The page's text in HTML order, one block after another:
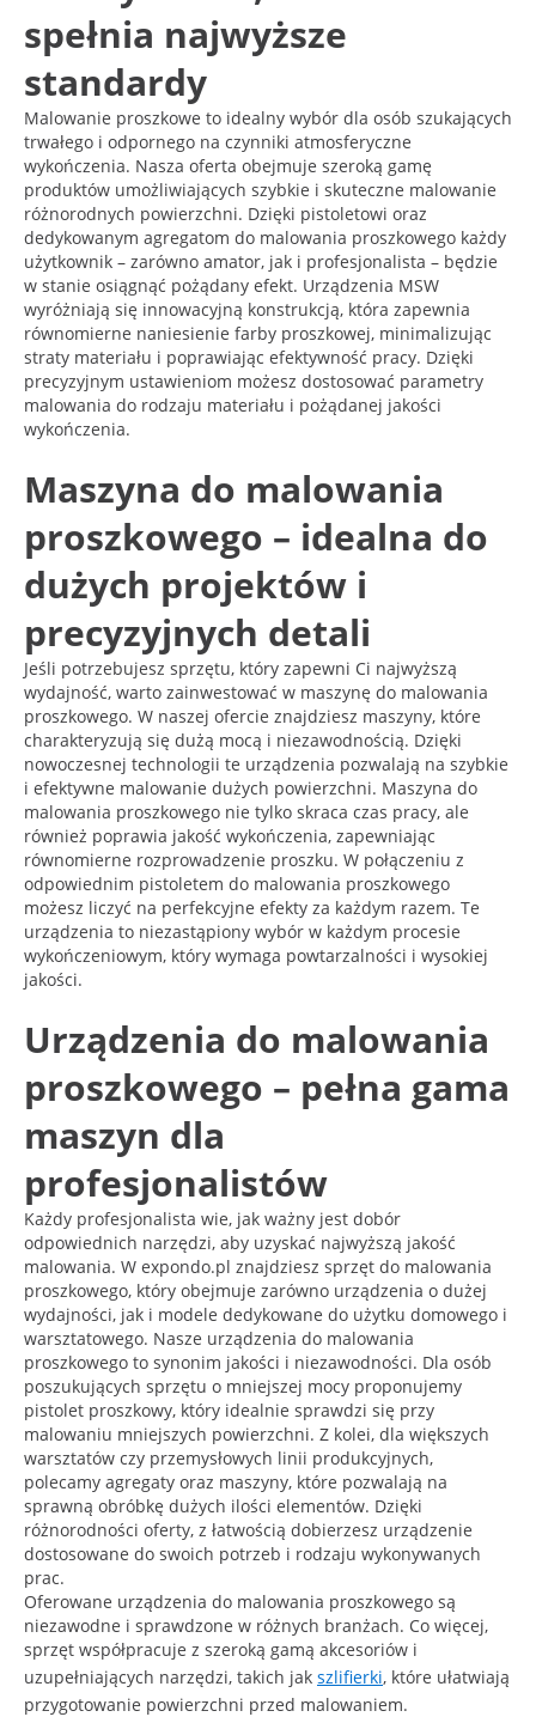
spełnia najwyższe
standardy
Malowanie proszkowe to idealny wybór dla osób szukających
trwałego i odpornego na czynniki atmosferyczne
wykończenia. Nasza oferta obejmuje szeroką gamę
produktów umożliwiających szybkie i skuteczne malowanie
różnorodnych powierzchni. Dzięki pistoletowi oraz
dedykowanym agregatom do malowania proszkowego każdy
użytkownik – zarówno amator, jak i profesjonalista – będzie
w stanie osiągnąć pożądany efekt. Urządzenia MSW
wyróżniają się innowacyjną konstrukcją, która zapewnia
równomierne naniesienie farby proszkowej, minimalizując
straty materiału i poprawiając efektywność pracy. Dzięki
precyzyjnym ustawieniom możesz dostosować parametry
malowania do rodzaju materiału i pożądanej jakości
wykończenia.
Maszyna do malowania
proszkowego – idealna do
dużych projektów i
precyzyjnych detali
Jeśli potrzebujesz sprzętu, który zapewni Ci najwyższą
wydajność, warto zainwestować w maszynę do malowania
proszkowego. W naszej ofercie znajdziesz maszyny, które
charakteryzują się dużą mocą i niezawodnością. Dzięki
nowoczesnej technologii te urządzenia pozwalają na szybkie
i efektywne malowanie dużych powierzchni. Maszyna do
malowania proszkowego nie tylko skraca czas pracy, ale
również poprawia jakość wykończenia, zapewniając
równomierne rozprowadzenie proszku. W połączeniu z
odpowiednim pistoletem do malowania proszkowego
możesz liczyć na perfekcyjne efekty za każdym razem. Te
urządzenia to niezastąpiony wybór w każdym procesie
wykończeniowym, który wymaga powtarzalności i wysokiej
jakości.
Urządzenia do malowania
proszkowego – pełna gama
maszyn dla
profesjonalistów
Każdy profesjonalista wie, jak ważny jest dobór
odpowiednich narzędzi, aby uzyskać najwyższą jakość
malowania. W expondo.pl znajdziesz sprzęt do malowania
proszkowego, który obejmuje zarówno urządzenia o dużej
wydajności, jak i modele dedykowane do użytku domowego i
warsztatowego. Nasze urządzenia do malowania
proszkowego to synonim jakości i niezawodności. Dla osób
poszukujących sprzętu o mniejszej mocy proponujemy
pistolet proszkowy, który idealnie sprawdzi się przy
malowaniu mniejszych powierzchni. Z kolei, dla większych
warsztatów czy przemysłowych linii produkcyjnych,
polecamy agregaty oraz maszyny, które pozwalają na
sprawną obróbkę dużych ilości elementów. Dzięki
różnorodności oferty, z łatwością dobierzesz urządzenie
dostosowane do swoich potrzeb i rodzaju wykonywanych
prac.
Oferowane urządzenia do malowania proszkowego są
niezawodne i sprawdzone w różnych branżach. Co więcej,
sprzęt współpracuje z szeroką gamą akcesoriów i
uzupełniających narzędzi, takich jak szlifierki, które ułatwiają
przygotowanie powierzchni przed malowaniem.